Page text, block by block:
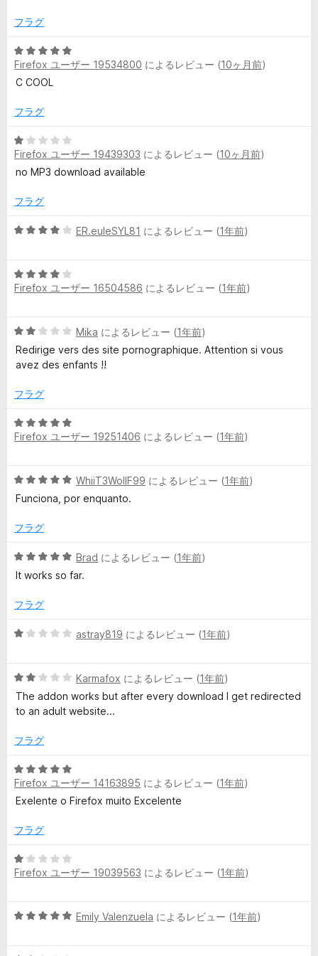
4
評
価
フラグ
5
段
階
5
評
価
Firefox ユーザー 19534800 によるレビュー (10ヶ月前)
C COOL
フラグ
5
段
階
1
評
Firefox ユーザー 19439303 によるレビュー (10ヶ月前)
no MP3 download available
フラグ
5
中
4
価
ER.euleSYL81 によるレビュー (1年前)
5
段
4
の
評
Firefox ユーザー 16504586 によるレビュー (1年前)
5
段
階
2
評
価
Mika によるレビュー (1年前)
Redirige vers des site pornographique. Attention si vous
avez des enfants !!
フラグ
5
段
5
の
価
Firefox ユーザー 19251406 によるレビュー (1年前)
5
段
中
の
評
WhiiT3WollF99 によるレビュー (1年前)
Funciona, por enquanto.
フラグ
5
段
中
の
Brad によるレビュー (1年前)
It works so far.
フラグ
5
中
1
の
価
astray819 によるレビュー (1年前)
5
段
階
2
評
価
Karmafox によるレビュー (1年前)
The addon works but after every download I get redirected
to an adult website...
フラグ
5
段
階
5
評
価
Firefox ユーザー 14163895 によるレビュー (1年前)
Exelente o Firefox muito Excelente
フラグ
5
段
1
Firefox ユーザー 19039563 によるレビュー (1年前)
5
Emily Valenzuela によるレビュー (1年前)